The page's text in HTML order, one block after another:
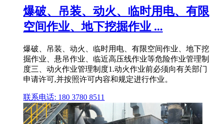
爆破、吊装、动火、临时用电、有限
空间作业、地下挖掘作业 ...
爆破、吊装、动火、临时用电、有限空间作业、地下挖
掘作业、悬吊作业、临近高压线作业等危险作业管理制
度三、动火作业管理制度1.动火作业前必须向有关部门
申请许可,并按照许可内容和规定进行作业。
联系电话: 180 3780 8511